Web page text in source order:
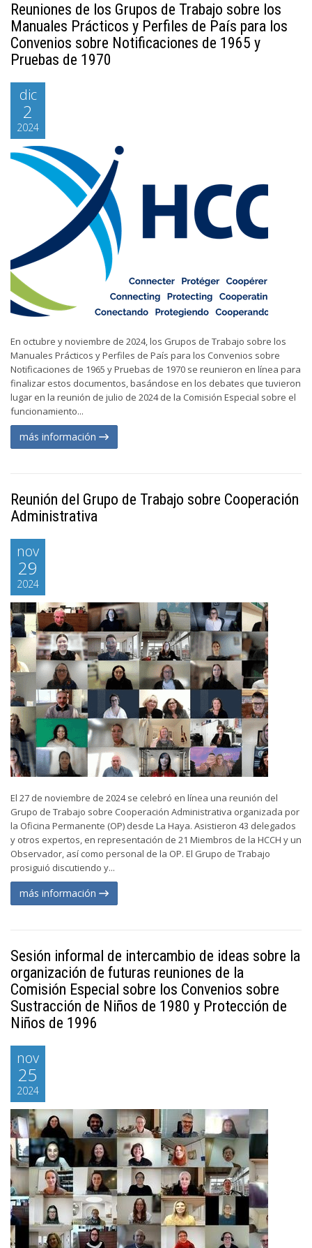
Reuniones de los Grupos de Trabajo sobre los
Manuales Prácticos y Perfiles de País para los
Convenios sobre Notificaciones de 1965 y
Pruebas de 1970
dic
2
2024
En octubre y noviembre de 2024, los Grupos de Trabajo sobre los
Manuales Prácticos y Perfiles de País para los Convenios sobre
Notificaciones de 1965 y Pruebas de 1970 se reunieron en línea para
finalizar estos documentos, basándose en los debates que tuvieron
lugar en la reunión de julio de 2024 de la Comisión Especial sobre el
funcionamiento...
más información
Reunión del Grupo de Trabajo sobre Cooperación
Administrativa
nov
29
2024
El 27 de noviembre de 2024 se celebró en línea una reunión del
Grupo de Trabajo sobre Cooperación Administrativa organizada por
la Oficina Permanente (OP) desde La Haya. Asistieron 43 delegados
y otros expertos, en representación de 21 Miembros de la HCCH y un
Observador, así como personal de la OP. El Grupo de Trabajo
prosiguió discutiendo y...
más información
Sesión informal de intercambio de ideas sobre la
organización de futuras reuniones de la
Comisión Especial sobre los Convenios sobre
Sustracción de Niños de 1980 y Protección de
Niños de 1996
nov
25
2024